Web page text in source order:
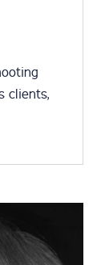
clients,